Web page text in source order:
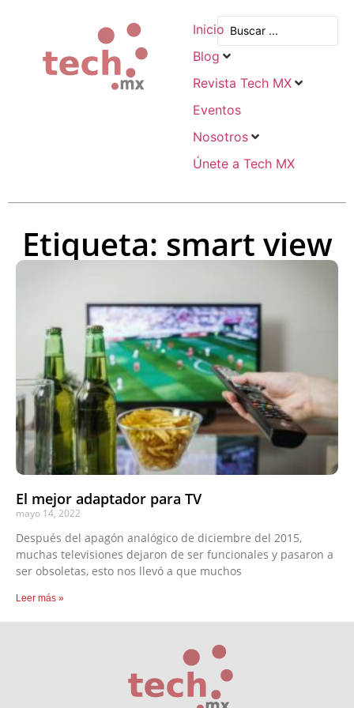
Inicio
Blog
Revista Tech MX
Eventos
Nosotros
Únete a Tech MX
Etiqueta: smart view
El mejor adaptador para TV
mayo 14, 2022
Después del apagón analógico de diciembre del 2015,
muchas televisiones dejaron de ser funcionales y pasaron a
ser obsoletas, esto nos llevó a que muchos
Leer más »